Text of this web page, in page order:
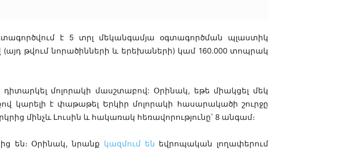
է 5 տրլ մեկանգամյա օգտագործման պլաստիկ
թվում նորածինների և երեխաների) կամ 160.000 տոպրակ
մոլորակի մասշտաբով: Օրինակ, եթե միակցել մեկ
կարելի է փաթաթել Երկիր մոլորակի հասարակածի շուրջը
մինչև Լուսին և հակառակ հեռավորությունը՝ 8 անգամ։
են։ Օրինակ, նրանք կազմում են եվրոպական լողափերում